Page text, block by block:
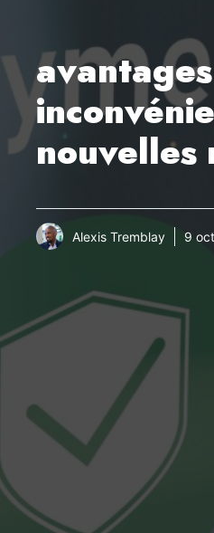
nouvelles
Alexis Tremblay 9